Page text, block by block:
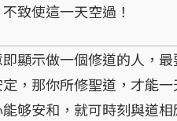
致使這一天空過！
示做一個修道的人，最
，那你所修聖道，才能
够安和，就可時刻與道